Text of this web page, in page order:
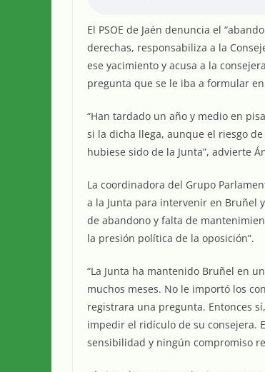
El PSOE de Jaén denuncia el
derechas, responsabiliza a la
ese yacimiento y acusa a la
pregunta que se le iba a formular
“Han tardado un año y medio en
si la dicha llega, aunque el riesgo
hubiese sido de la Junta”, advierte
La coordinadora del Grupo
a la Junta para intervenir en Bruñel
de abandono y falta de
la presión política de la oposición”.
“La Junta ha mantenido Bruñel en
muchos meses. No le importó los
registrara una pregunta. Entonces
impedir el ridículo de su consejera.
sensibilidad y ningún compromiso